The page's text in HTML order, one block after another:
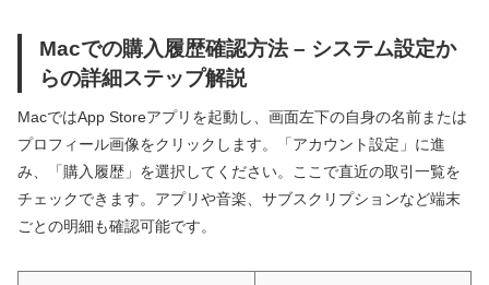
Macでの購入履歴確認方法 – システム設定か
らの詳細ステップ解説
MacではApp Storeアプリを起動し、画面左下の自身の名前または
プロフィール画像をクリックします。「アカウント設定」に進
み、「購入履歴」を選択してください。ここで直近の取引一覧を
チェックできます。アプリや音楽、サブスクリプションなど端末
ごとの明細も確認可能です。